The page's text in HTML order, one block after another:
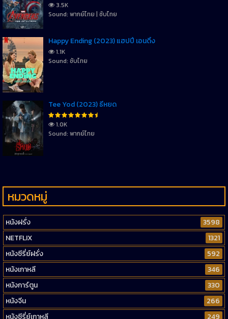
3.5K
Sound: พากย์ไทย | ซับไทย
Happy Ending (2023) แฮปปี้ เอนดิ้ง
1.1K
Sound: ซับไทย
Tee Yod (2023) ธี่หยด
1.0K
Sound: พากย์ไทย
หมวดหมู่
หนังฝรั่ง
3598
NETFLIX
1321
หนังซีรี่ย์ฝรั่ง
592
หนังเกาหลี
346
หนังการ์ตูน
330
หนังจีน
266
หนังซีรี่ย์เกาหลี
249